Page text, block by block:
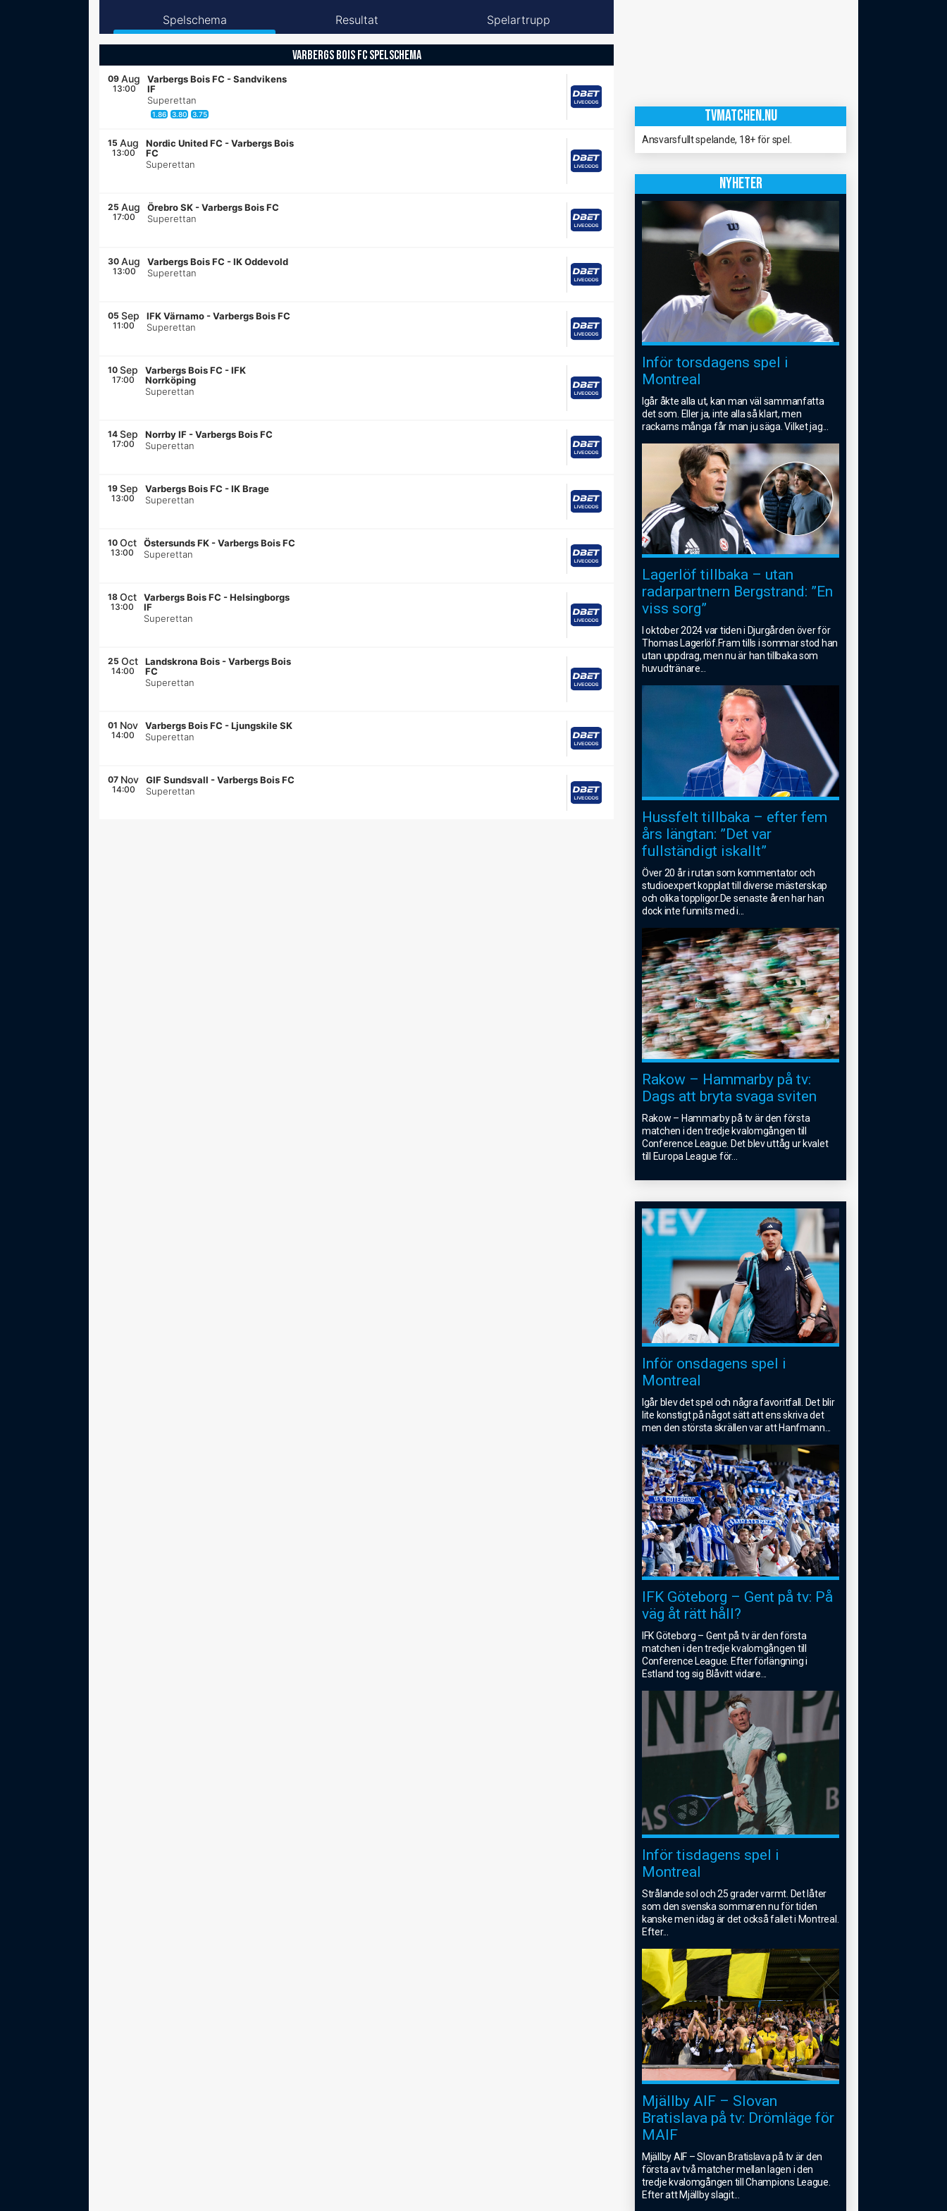
Spelschema Resultat Spelartrupp
VARBERGS BOIS FC SPELSCHEMA
09 Aug
13:00
Varbergs Bois FC -Sandvikens
IF
Superettan
1.86 3.80 3.75
15 Aug
13:00
Nordic United FC -Varbergs Bois
FC
Superettan
25 Aug
17:00
Örebro SK -Varbergs Bois FC
Superettan
30 Aug
13:00
Varbergs Bois FC -IK Oddevold
Superettan
05 Sep
11:00
IFK Värnamo -Varbergs Bois FC
Superettan
10 Sep
17:00
Varbergs Bois FC -IFK
Norrköping
Superettan
14 Sep
17:00
Norrby IF -Varbergs Bois FC
Superettan
19 Sep
13:00
Varbergs Bois FC -IK Brage
Superettan
10 Oct
13:00
Östersunds FK -Varbergs Bois FC
Superettan
18 Oct
13:00
Varbergs Bois FC -Helsingborgs
IF
Superettan
25 Oct
14:00
Landskrona Bois -Varbergs Bois
FC
Superettan
01 Nov
14:00
Varbergs Bois FC -Ljungskile SK
Superettan
07 Nov
14:00
GIF Sundsvall -Varbergs Bois FC
Superettan
TVMATCHEN.NU
Ansvarsfullt spelande, 18+ för spel.
NYHETER
Inför torsdagens spel i
Montreal
Igår åkte alla ut, kan man väl sammanfatta
det som. Eller ja, inte alla så klart, men
rackarns många får man ju säga. Vilket jag
Lagerlöf tillbaka – utan
radarpartnern Bergstrand: ”En
viss sorg”
I oktober 2024 var tiden i Djurgården över för
Thomas Lagerlöf.Fram tills i sommar stod han
utan uppdrag, men nu är han tillbaka som
huvudtränare
Hussfelt tillbaka – efter fem
års längtan: ”Det var
fullständigt iskallt”
Över 20 år i rutan som kommentator och
studioexpert kopplat till diverse mästerskap
och olika toppligor.De senaste åren har han
dock inte funnits med i
Rakow – Hammarby på tv:
Dags att bryta svaga sviten
Rakow – Hammarby på tv är den första
matchen i den tredje kvalomgången till
Conference League. Det blev uttåg ur kvalet
till Europa League för...
Inför onsdagens spel i
Montreal
Igår blev det spel och några favoritfall. Det blir
lite konstigt på något sätt att ens skriva det
men den största skrällen var att Hanfmann...
IFK Göteborg – Gent på tv: På
väg åt rätt håll?
IFK Göteborg – Gent på tv är den första
matchen i den tredje kvalomgången till
Conference League. Efter förlängning i
Estland tog sig Blåvitt vidare
Inför tisdagens spel i
Montreal
Strålande sol och 25 grader varmt. Det låter
som den svenska sommaren nu för tiden
kanske men idag är det också fallet i Montreal.
Efter...
Mjällby AIF – Slovan
Bratislava på tv: Drömläge för
MAIF
Mjällby AIF – Slovan Bratislava på tv är den
första av två matcher mellan lagen i den
tredje kvalomgången till Champions League.
Efter att Mjällby slagit...